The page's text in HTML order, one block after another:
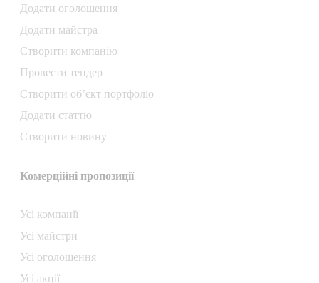
Додати oголошення
Додати майстра
Створити компанiю
Провести тендер
Створити об’єкт портфоліо
Додати статтю
Створити новину
Комерційні пропозиції
Усі компанії
Усі майстри
Усі оголошення
Усі акції